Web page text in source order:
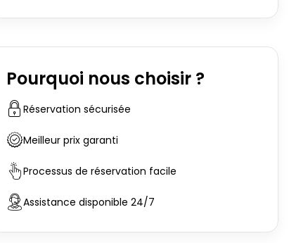
Pourquoi nous choisir ?
Réservation sécurisée
Meilleur prix garanti
Processus de réservation facile
Assistance disponible 24/7